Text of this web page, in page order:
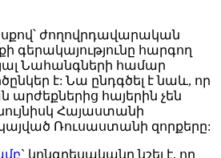
ժողովրդավարական
գերակայությունը հարգող
Նահանգների համար
է: Նա ընդգծել է նաև, որ
հայերին չեն
Հայաստանի
Ռուսաստանի զորքերը:
` կոնգրեսականը նշել է, որ